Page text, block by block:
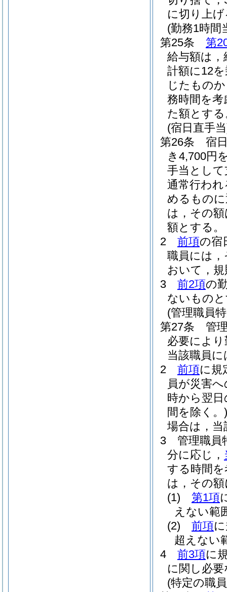
に切り上
(勤務1時間
第25条
第
給与額は
計額に12
じたもの
務時間を
た額とす
(宿日直手
第26条
宿
き4,700円
手当とし
通常行わ
めるもの
は，その
額とする。
2
前項の宿
職員には
おいて，
3
前2項の
ないもの
(管理職員
第27条
管
必要によ
当該職員
2
前項に規
員が災害
時から翌
間を除く。)
場合は，当
3
管理職員
分に応じ，
する時間
は，その
(1)
第1項
えない範
(2)
前項
超えない
4
前3項に
に関し必
(特定の職